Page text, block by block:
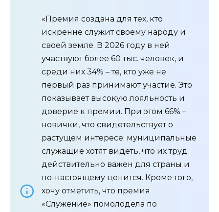
«Премия создана для тех, кто
искренне служит своему народу и
своей земле. В 2026 году в ней
участвуют более 60 тыс. человек, и
среди них 34% – те, кто уже не
первый раз принимают участие. Это
показывает высокую лояльность и
доверие к премии. При этом 66% –
новички, что свидетельствует о
растущем интересе: муниципальные
служащие хотят видеть, что их труд
действительно важен для страны и
по-настоящему ценится. Кроме того,
хочу отметить, что премия
«Служение» помолодела по